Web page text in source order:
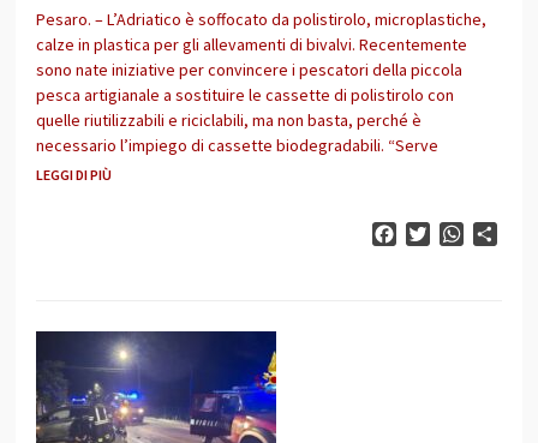
Pesaro. – L’Adriatico è soffocato da polistirolo, microplastiche,
calze in plastica per gli allevamenti di bivalvi. Recentemente
sono nate iniziative per convincere i pescatori della piccola
pesca artigianale a sostituire le cassette di polistirolo con
quelle riutilizzabili e riciclabili, ma non basta, perché è
necessario l’impiego di cassette biodegradabili. “Serve
LEGGI DI PIÙ
FacebookTwitter